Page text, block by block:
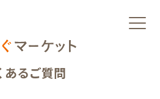
あるご質問